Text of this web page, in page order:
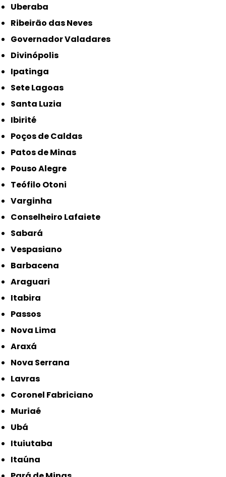
Uberaba
Ribeirão das Neves
Governador Valadares
Divinópolis
Ipatinga
Sete Lagoas
Santa Luzia
Ibirité
Poços de Caldas
Patos de Minas
Pouso Alegre
Teófilo Otoni
Varginha
Conselheiro Lafaiete
Sabará
Vespasiano
Barbacena
Araguari
Itabira
Passos
Nova Lima
Araxá
Nova Serrana
Lavras
Coronel Fabriciano
Muriaé
Ubá
Ituiutaba
Itaúna